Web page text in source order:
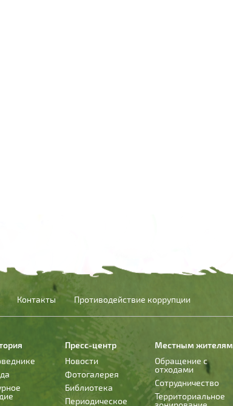
Контакты Противодействие коррупции
Пресс-центр
Новости
Фотогалерея
Библиотека
Периодическое
Местным жителям
Обращение с
отходами
Сотрудничество
Территориальное